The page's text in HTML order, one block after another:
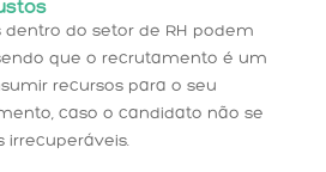
dentro do setor de RH podem
que o recrutamento é um
recursos para o seu
caso o candidato não se
irrecuperáveis.